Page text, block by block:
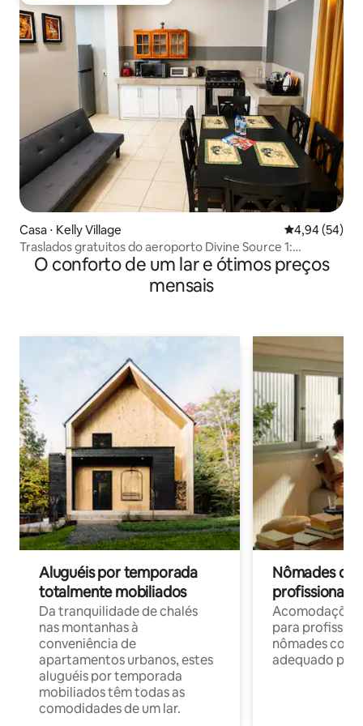
Casa ⋅ Kelly Village 4,94 de uma
4,94 (54)
Traslados gratuitos do aeroporto Divine Source 1:
apartamento inteiro
O conforto de um lar e ótimos preços
mensais
Aluguéis por temporada
totalmente mobiliados
Da tranquilidade de chalés
nas montanhas à
conveniência de
apartamentos urbanos, estes
aluguéis por temporada
mobiliados têm todas as
comodidades de um lar.
Nômades
profissionais
para
nômades com
adequado